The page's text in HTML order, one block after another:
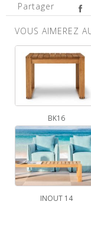
Partager
VOUS AIMEREZ
BK16
INOUT 14